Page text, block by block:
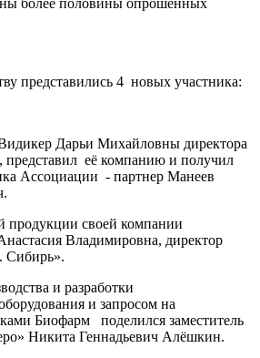
представились 4 новых участника:
Дарьи Михайловны директора
её компанию и получил
Ассоциации - партнер Манеев
продукции своей компании
Владимировна, директор
Сибирь».
и разработки
и запросом на
Биофарм поделился заместитель
Никита Геннадьевич Алёшкин.